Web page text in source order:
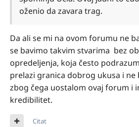
oženio da zavara trag.
Da ali se mi na ovom forumu ne
se bavimo takvim stvarima bez
opredeljenja, koja često
prelazi granica dobrog ukusa i ne
zbog čega uostalom ovaj forum i
kredibilitet.
Citat